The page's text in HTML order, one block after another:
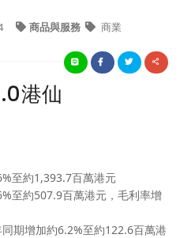
商品與服務 商業
港仙
至約1,393.7百萬港元
至約507.9百萬港元，毛利率增
期增加約6.2%至約122.6百萬港